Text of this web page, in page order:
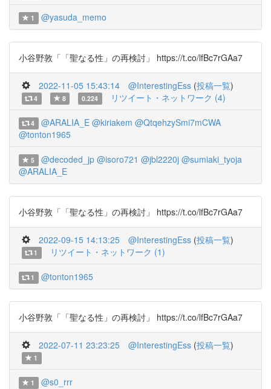
1 @yasuda_memo
小谷野敦「「聖なる性」の再検討」 https://t.co/lfBc7rGAa7
2022-11-05 15:43:14 @InterestingEss (投稿一覧)
4 8 0.224 リツイート・ネットワーク (4)
4 @ARALIA_E @kiriakem @QtqehzySmi7mCWA
@tonton1965
5 @decoded_jp @isoro721 @jbl2220j @sumiaki_tyoja
@ARALIA_E
小谷野敦「「聖なる性」の再検討」 https://t.co/lfBc7rGAa7
2022-09-15 14:13:25 @InterestingEss (投稿一覧)
1 リツイート・ネットワーク (1)
1 @tonton1965
小谷野敦「「聖なる性」の再検討」 https://t.co/lfBc7rGAa7
2022-07-11 23:23:25 @InterestingEss (投稿一覧)
1
1 @s0_rrr